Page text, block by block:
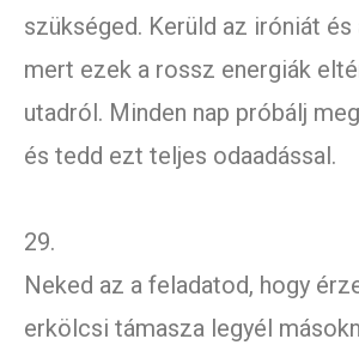
szükséged. Kerüld az iróniát
mert ezek a rossz energiák
utadról. Minden nap próbálj
és tedd ezt teljes odaadással.
29.
Neked az a feladatod, hogy
erkölcsi támasza legyél